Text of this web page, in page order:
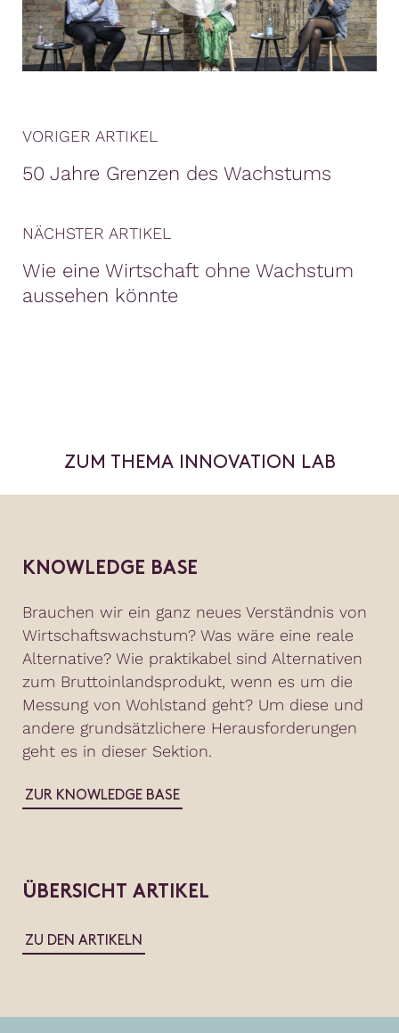
VORIGER ARTIKEL
50 Jahre Grenzen des Wachstums
NÄCHSTER ARTIKEL
Wie eine Wirtschaft ohne Wachstum
aussehen könnte
ZUM THEMA INNOVATION LAB
KNOWLEDGE BASE
Brauchen wir ein ganz neues Verständnis von
Wirtschaftswachstum? Was wäre eine reale
Alternative? Wie praktikabel sind Alternativen
zum Bruttoinlandsprodukt, wenn es um die
Messung von Wohlstand geht? Um diese und
andere grundsätzlichere Herausforderungen
geht es in dieser Sektion.
ZUR KNOWLEDGE BASE
ÜBERSICHT ARTIKEL
ZU DEN ARTIKELN